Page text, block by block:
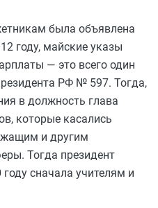
была объявлена
году, майские указы
— это всего один
РФ № 597. Тогда,
в должность глава
которые касались
и другим
Тогда президент
сначала учителям и